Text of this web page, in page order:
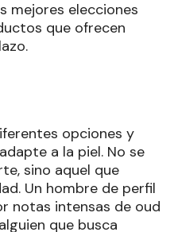
mejores elecciones
que ofrecen
opciones y
a la piel. No se
sino aquel que
Un hombre de perfil
notas intensas de oud
que busca